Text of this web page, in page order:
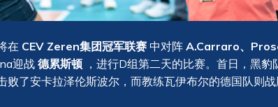
在 CEV Zeren集团冠军联赛 中对阵 A.Carraro、
迎战德累斯顿 ，进行D组第二天的比赛。首日，黑
败了安卡拉泽伦斯波尔，而教练瓦伊布尔的德国队则战